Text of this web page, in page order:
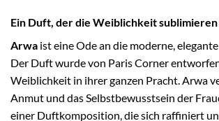
Ein Duft, der die Weiblichkeit sublimieren
Arwa ist eine Ode an die moderne,
Der Duft wurde von Paris Corner
Weiblichkeit in ihrer ganzen Pracht. Arwa
Anmut und das Selbstbewusstsein der
einer Duftkomposition, die sich raffiniert